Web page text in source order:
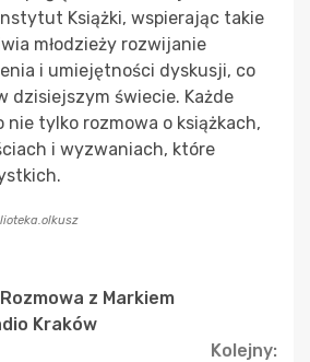
Książki, wspierając takie
młodzieży rozwijanie
i umiejętności dyskusji, co
dzisiejszym świecie. Każde
nie tylko rozmowa o książkach,
i wyzwaniach, które
z Markiem
Kraków
Kolejny: